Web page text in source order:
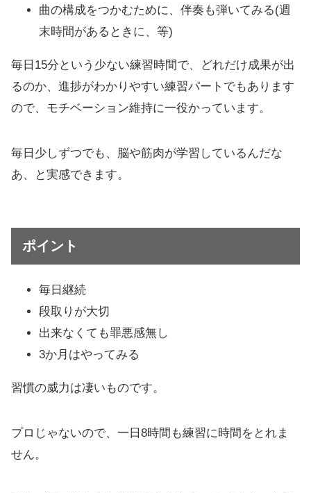
曲の構成をつかむために、伴奏も弾いてみる(週
末時間があるときに、等)
毎日15分という少ない練習時間で、どれだけ成果が出
るのか、進捗がわかりやすい練習パートでもあります
ので、モチベーション維持に一役かっています。
毎日少しずつでも、脳や筋肉が学習しているんだな
あ、と実感できます。
ポイント
毎日継続
段取りが大切
出来なくても罪悪感無し
3か月はやってみる
習慣の威力は凄いものです。
プロじゃないので、一日8時間も練習に時間をとれま
せん。